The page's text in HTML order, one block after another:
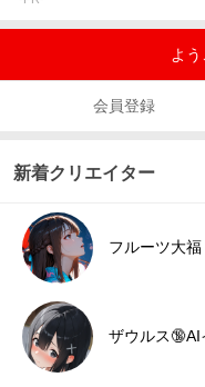
よう
会員登録
新着クリエイター
フルーツ大福
ザウルス🔞AI